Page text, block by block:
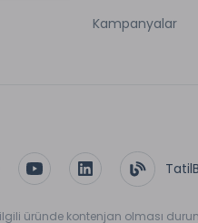
Kampanyalar
üründe kontenjan olması